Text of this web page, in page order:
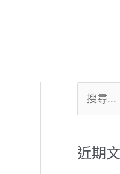
尋
鍵
近期